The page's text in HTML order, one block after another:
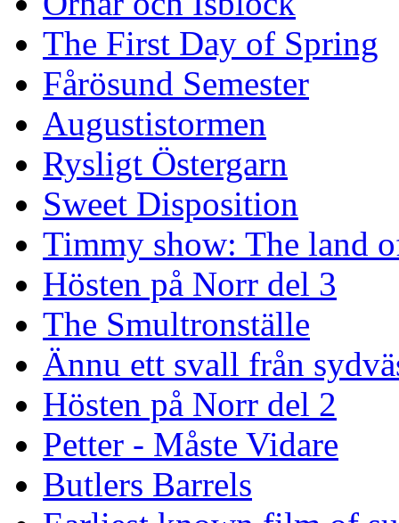
The First Day of Spring
Fårösund Semester
Augustistormen
Rysligt Östergarn
Sweet Disposition
Timmy show: The land
Hösten på Norr del 3
The Smultronställe
Ännu ett svall från
Hösten på Norr del 2
Petter - Måste Vidare
Butlers Barrels